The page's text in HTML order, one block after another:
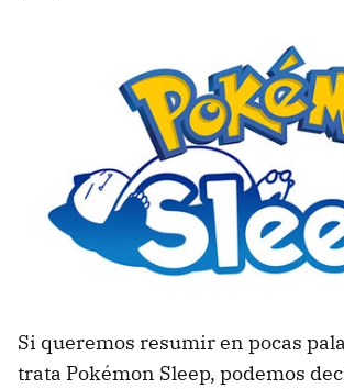
Si queremos resumir en pocas
trata Pokémon Sleep, podemos